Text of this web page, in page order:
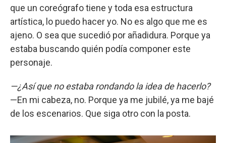
que un coreógrafo tiene y toda esa estructura
artística, lo puedo hacer yo. No es algo que me es
ajeno. O sea que sucedió por añadidura. Porque ya
estaba buscando quién podía componer este
personaje.
—¿Así que no estaba rondando la idea de hacerlo?
—En mi cabeza, no. Porque ya me jubilé, ya me bajé
de los escenarios. Que siga otro con la posta.